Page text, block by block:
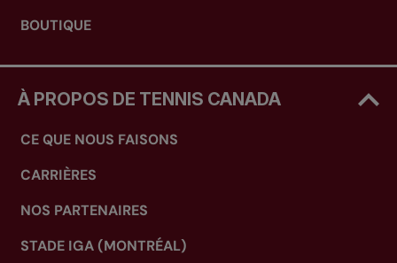
BOUTIQUE
À PROPOS DE TENNIS CANADA
CE QUE NOUS FAISONS
CARRIÈRES
NOS PARTENAIRES
STADE IGA (MONTRÉAL)